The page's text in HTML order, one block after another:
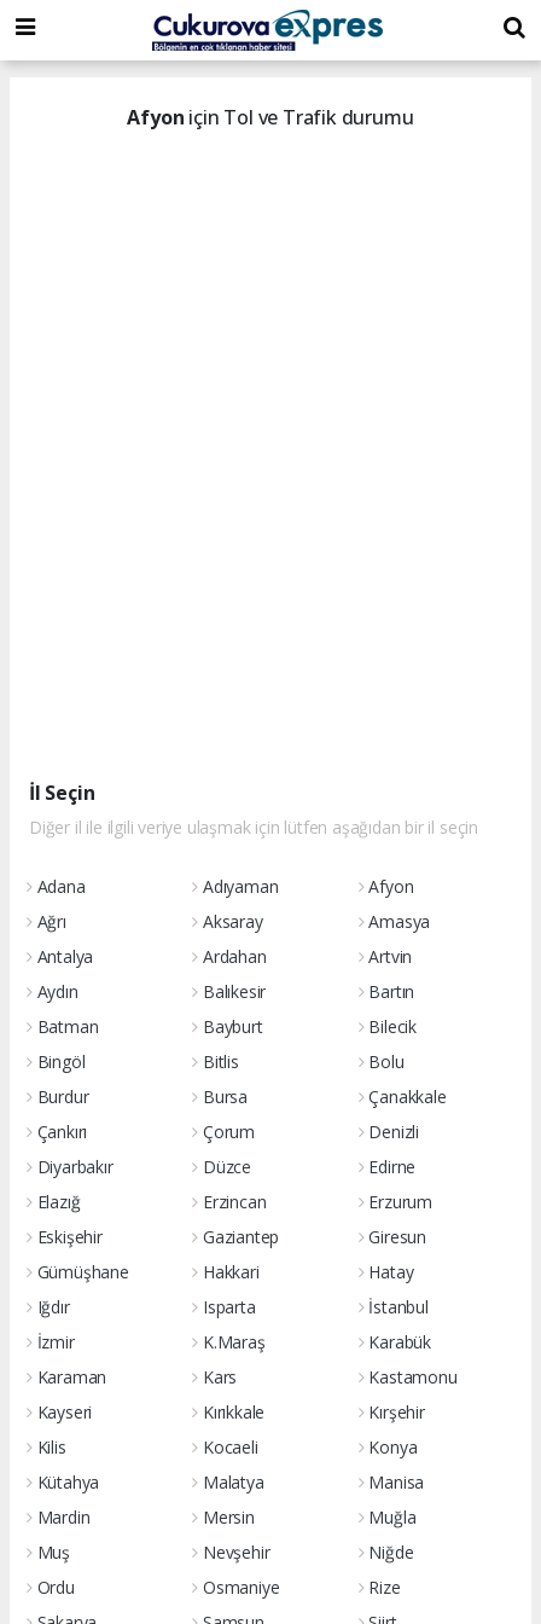
dini
chat
islami
chat
islami
sohbetler
Afyon için Tol ve Trafik durumu
İl Seçin
Diğer il ile ilgili veriye ulaşmak için lütfen aşağıdan bir il seçin
Adana Adıyaman
Afyon
Ağrı
Aksaray
Amasya
Antalya
Ardahan
Artvin
Aydın
Balıkesir
Bartın
Batman
Bayburt
Bilecik
Bingöl
Bitlis
Bolu
Burdur
Bursa
Çanakkale
Çankırı
Çorum
Denizli
Diyarbakır
Düzce
Edirne
Elazığ
Erzincan
Erzurum
Eskişehir
Gaziantep
Giresun
Gümüşhane
Hakkari
Hatay
Iğdır
Isparta
İstanbul
İzmir
K.Maraş
Karabük
Karaman
Kars
Kastamonu
Kayseri
Kırıkkale
Kırşehir
Kilis
Kocaeli
Konya
Kütahya
Malatya
Manisa
Mardin
Mersin
Muğla
Muş
Nevşehir
Niğde
Ordu
Osmaniye
Rize